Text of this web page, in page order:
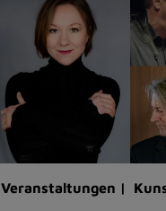
Veranstaltungen |